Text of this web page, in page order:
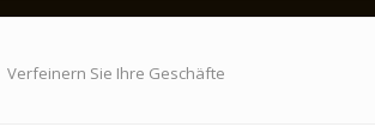
Verfeinern Sie Ihre Geschäfte